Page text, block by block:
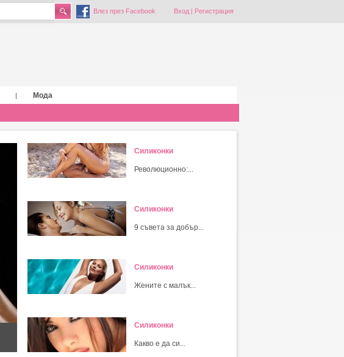
Влез през Facebook Вход| Регистрация
|
Мода
Силиконки
Революционно:...
Силиконки
9 съвета за добър...
Силиконки
Жените с малък...
Силиконки
Какво е да си...